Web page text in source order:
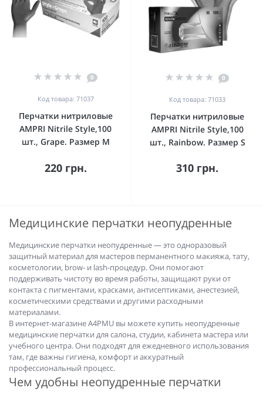
0
Код товара: 71037
Перчатки нитриловые
AMPRI Nitrile Style,100
шт., Grape. Размер M
220 грн.
0
Код товара: 71033
Перчатки нитриловые
AMPRI Nitrile Style,100
шт., Rainbow. Размер S
310 грн.
Медицинские перчатки неопудренные
Медицинские перчатки неопудренные — это одноразовый
защитный материал для мастеров перманентного макияжа, тату,
косметологии, brow- и lash-процедур. Они помогают
поддерживать чистоту во время работы, защищают руки от
контакта с пигментами, красками, антисептиками, анестезией,
косметическими средствами и другими расходными
материалами.
В интернет-магазине A4PMU вы можете купить неопудренные
медицинские перчатки для салона, студии, кабинета мастера или
учебного центра. Они подходят для ежедневного использования
там, где важны гигиена, комфорт и аккуратный
профессиональный процесс.
Чем удобны неопудренные перчатки